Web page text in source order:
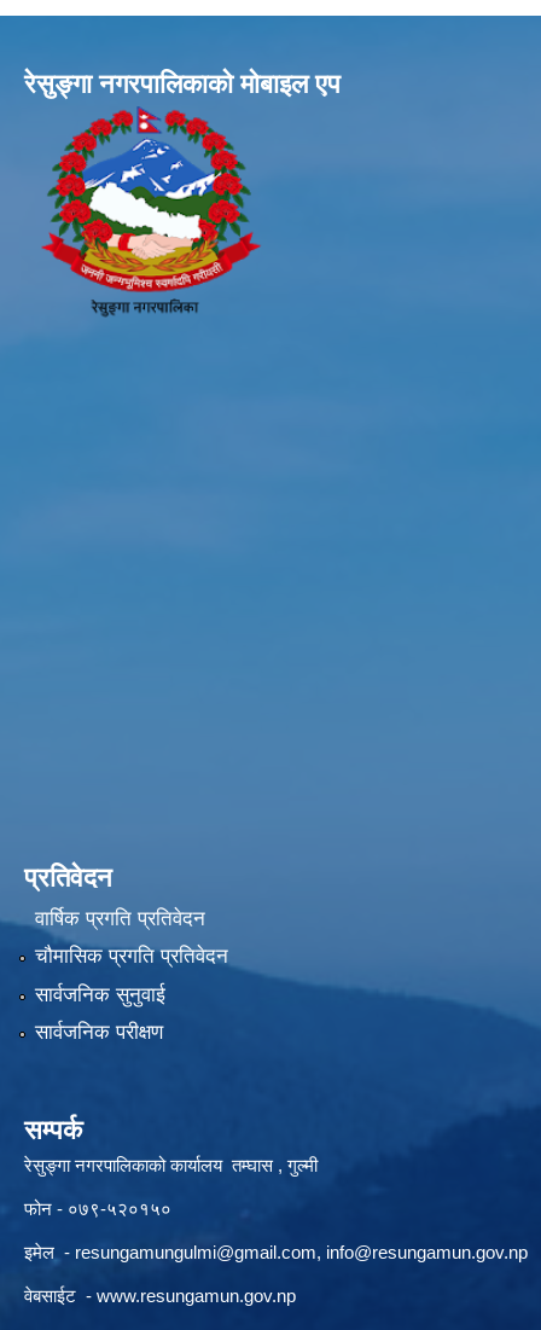
रेसुङ्गा नगरपालिकाकाे माेबाइल एप
प्रतिवेदन
वार्षिक प्रगति प्रतिवेदन
चौमासिक प्रगति प्रतिवेदन
सार्वजनिक सुनुवाई
सार्वजनिक परीक्षण
सम्पर्क
रेसुङ्गा नगरपालिकाको कार्यालय तम्घास , गुल्मी
फोन - ०७९-५२०१५०
इमेल - resungamungulmi@gmail.com, info@resungamun.gov.np
वेबसाईट - www.resungamun.gov.np